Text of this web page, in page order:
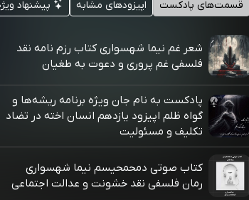
قسمت‌های پادکست اپیزودهای مشابه پیشنهاد
شعر غم نیما شهسواری کتاب رزم نامه نقد
فلسفی غم پروری و دعوت به طغیان
پادکست به نام جان ویژه برنامه ریشه‌ها و
گواه ظلم اپیزود یازدهم انسان اخته در تضاد
تکلیف و مسئولیت
کتاب صوتی دمحمحیسم نیما شهسواری
رمان فلسفی نقد خشونت و عدالت اجتماعی